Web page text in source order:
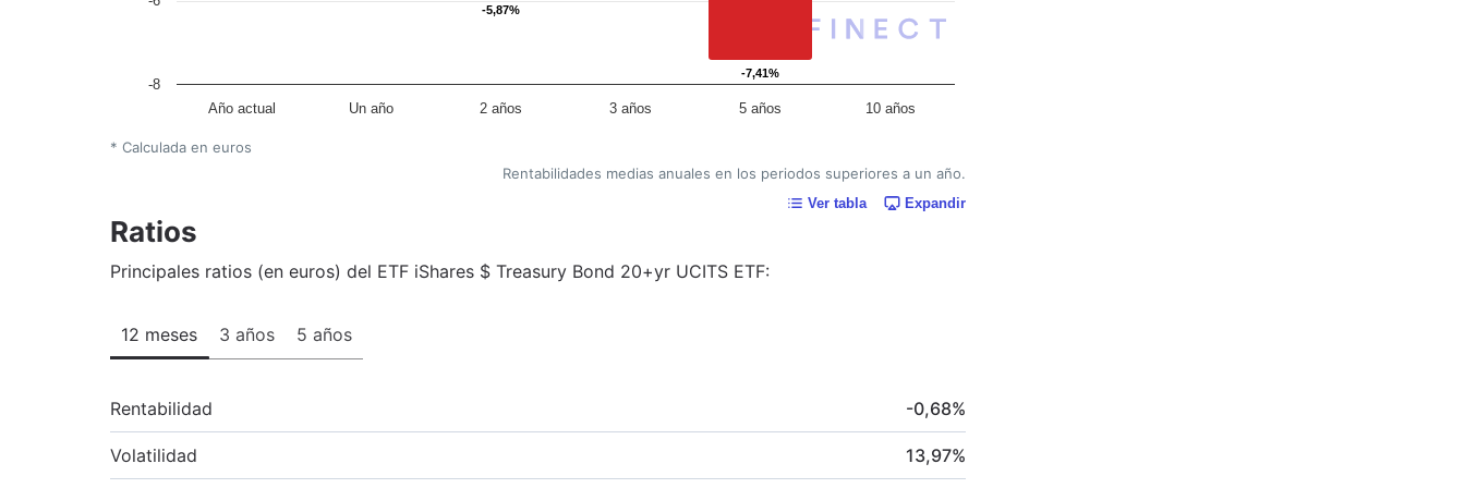
-5,87%
-5,87%
-7,41%
-7,41%
Año actual Un año 2 años 3 años 5 años 10 años
-8
* Calculada en euros
Rentabilidades medias anuales en los periodos superiores a un año.
Ver tabla Expandir
Ratios
Principales ratios (en euros) del ETF iShares $ Treasury Bond 20+yr UCITS ETF:
12 meses 3 años 5 años
Rentabilidad -0,68%
Volatilidad 13,97%